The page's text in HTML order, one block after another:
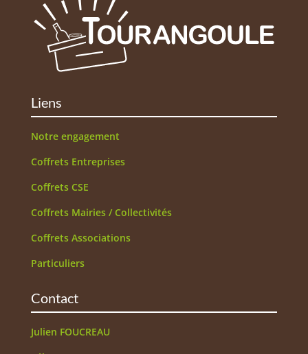
Liens
Notre engagement
Coffrets Entreprises
Coffrets CSE
Coffrets Mairies / Collectivités
Coffrets Associations
Particuliers
Contact
Julien FOUCREAU